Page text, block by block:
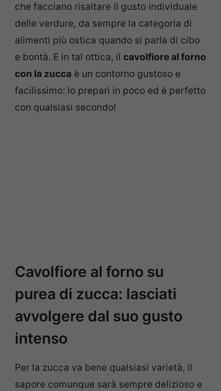
che facciano risaltare il gusto individuale
delle verdure, da sempre la categoria di
alimenti più ostica quando si parla di cibo
e bontà. E in tal ottica, il cavolfiore al forno
con la zucca è un contorno gustoso e
facilissimo: lo prepari in poco ed è perfetto
con qualsiasi secondo!
Cavolfiore al forno su
purea di zucca: lasciati
avvolgere dal suo gusto
intenso
Per la zucca va bene qualsiasi varietà, il
sapore comunque sarà sempre delizioso e